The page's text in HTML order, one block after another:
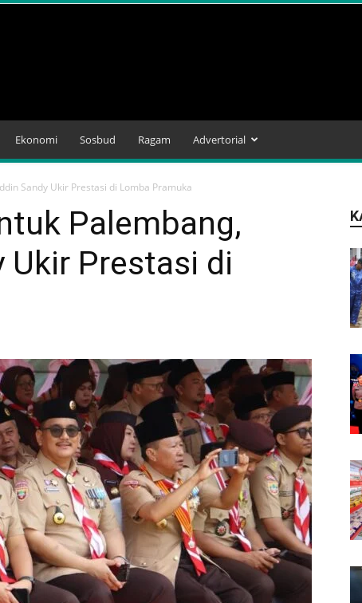
Ekonomi Sosbud Ragam Advertorial
Sandy Ukir Prestasi di Lomba Pramuka
Palembang,
Ukir Prestasi di